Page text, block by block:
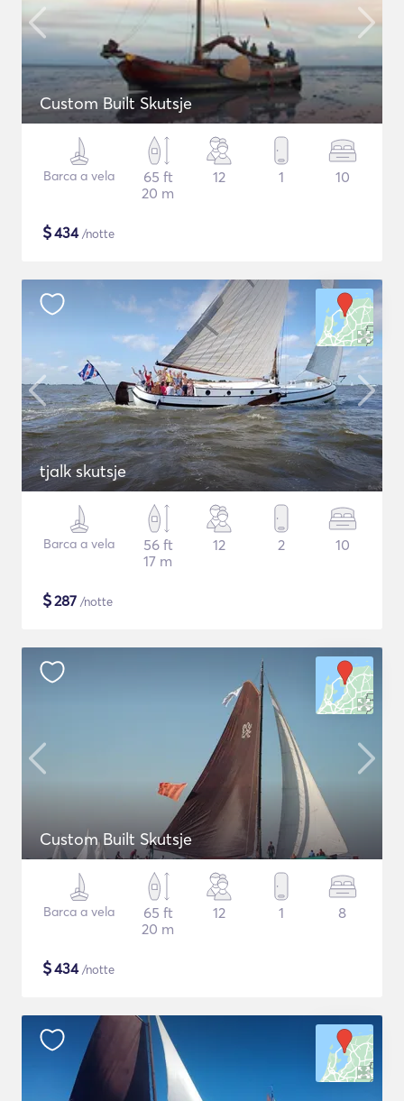
Custom Built Skutsje
Barca a vela
65 ft
20 m
12 1 10
$434/notte
tjalk skutsje
Barca a vela
56 ft
17 m
12 2 10
$287 /notte
Custom Built Skutsje
Barca a vela
65 ft
20 m
12 1 8
$434/notte